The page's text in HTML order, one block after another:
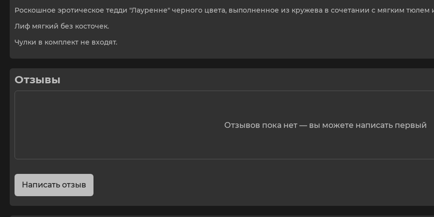
Роскошное эротическое тедди "Лауренне" черного цвета, выполненное из кружева в сочетании с мягким тюлем
Лиф мягкий без косточек.
Чулки в комплект не входят.
Отзывы
Отзывов пока нет — вы можете написать первый
Написать отзыв